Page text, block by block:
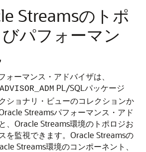
Streamsのトポ
パフォーマン
ォーマンス・アドバイザは、
PL/SQLパッケージ
ショナリ・ビューのコレクションか
Streamsパフォーマンス・アド
、Oracle Streams環境のトポロジお
を監視できます。Oracle Streamsの
Streams環境のコンポーネント、